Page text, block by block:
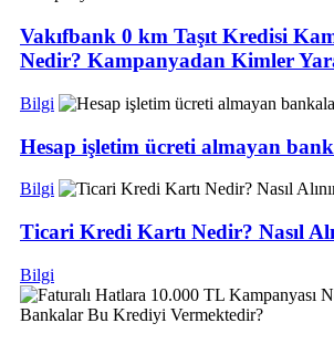
Vakıfbank 0 km Taşıt Kredisi
Nedir? Kampanyadan Kimler
Bilgi
Hesap işletim ücreti almayan
Bilgi
Ticari Kredi Kartı Nedir? Nasıl
Bilgi